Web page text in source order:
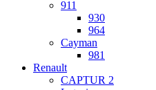
911
930
964
Cayman
981
Renault
CAPTUR 2